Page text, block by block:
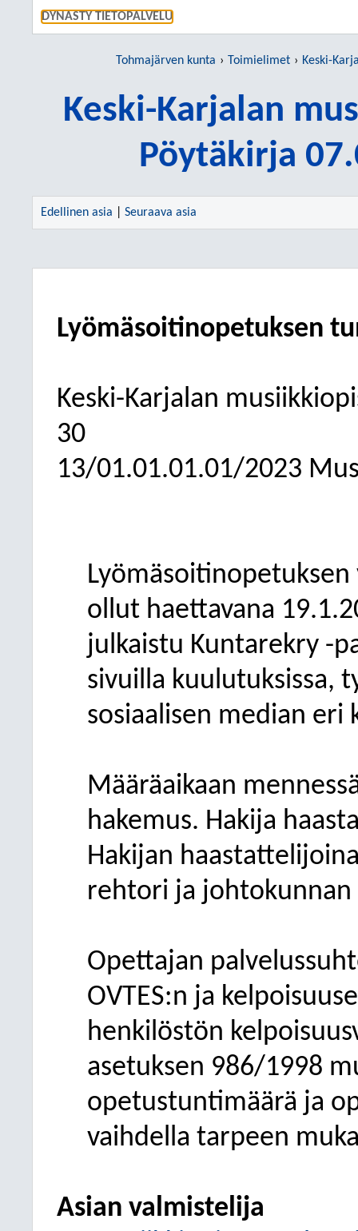
DYNASTY TIETOPALVELU
Tohmajärven kunta Toimielimet Keski-
Keski-Karjalan
Pöytäkirja
Edellinen asia Seuraava asia
Lyömäsoitinopetuksen
Keski-Karjalan
30
13/01.01.01.01/2023
ollut haettavana
julkaistu Kuntarekry -
sivuilla kuulutuksissa,
sosiaalisen median eri
Määräaikaan
hakemus. Hakija
Hakijan
rehtori ja
Opettajan
OVTES:n ja
henkilöstön
asetuksen 986/1998
opetustuntimäärä ja
vaihdella tarpeen
Asian valmistelija